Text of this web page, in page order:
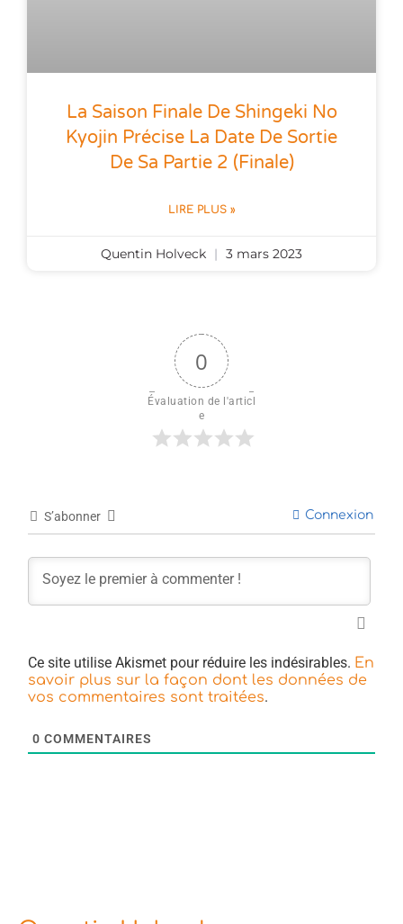
La Saison Finale De Shingeki No
Kyojin Précise La Date De Sortie
De Sa Partie 2 (finale)
LIRE PLUS »
Quentin Holveck 3 mars 2023
0
Évaluation de l'articl
e
S’abonner Connexion
Ce site utilise Akismet pour réduire les indésirables. En
savoir plus sur la façon dont les données de
vos commentaires sont traitées.
0 COMMENTAIRES